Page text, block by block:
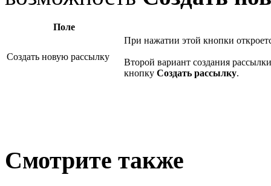
Поле
Создать новую рассылку
При нажатии этой кнопки
Второй вариант создания
кнопку Создать рассылку.
Смотрите также